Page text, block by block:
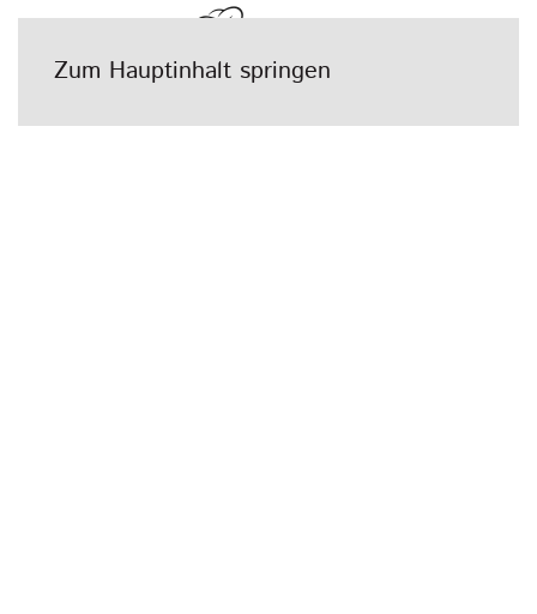
Zum Hauptinhalt springen